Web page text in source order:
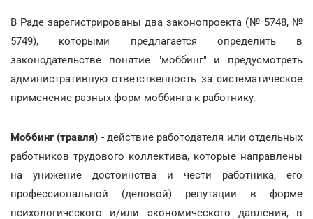
В Раде зарегистрированы два законопроекта (№ 5748, №
5749), которыми предлагается определить в
законодательстве понятие "моббинг" и предусмотреть
административную ответственность за систематическое
применение разных форм моббинга к работнику.
Моббинг (травля) - действие работодателя или отдельных
работников трудового коллектива, которые направлены
на унижение достоинства и чести работника, его
профессиональной (деловой) репутации в форме
психологического и/или экономического давления, в